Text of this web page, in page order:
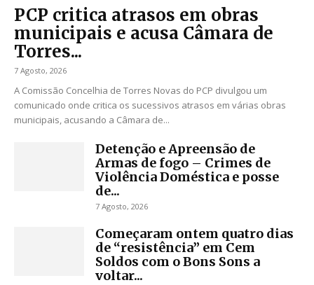
PCP critica atrasos em obras
municipais e acusa Câmara de
Torres...
7 Agosto, 2026
A Comissão Concelhia de Torres Novas do PCP divulgou um
comunicado onde critica os sucessivos atrasos em várias obras
municipais, acusando a Câmara de...
Detenção e Apreensão de
Armas de fogo – Crimes de
Violência Doméstica e posse
de...
7 Agosto, 2026
Começaram ontem quatro dias
de “resistência” em Cem
Soldos com o Bons Sons a
voltar...